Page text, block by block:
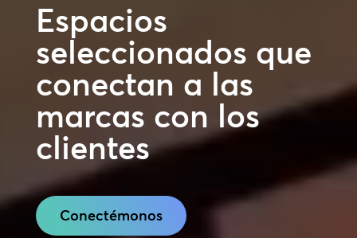
Espacios
seleccionados que
conectan a las
marcas con los
clientes
Conectémonos